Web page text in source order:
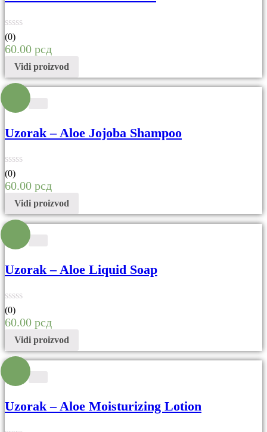
(0)
60.00 рсд
Vidi proizvod
Uzorak – Aloe Jojoba Shampoo
(0)
60.00 рсд
Vidi proizvod
Uzorak – Aloe Liquid Soap
(0)
60.00 рсд
Vidi proizvod
Uzorak – Aloe Moisturizing Lotion